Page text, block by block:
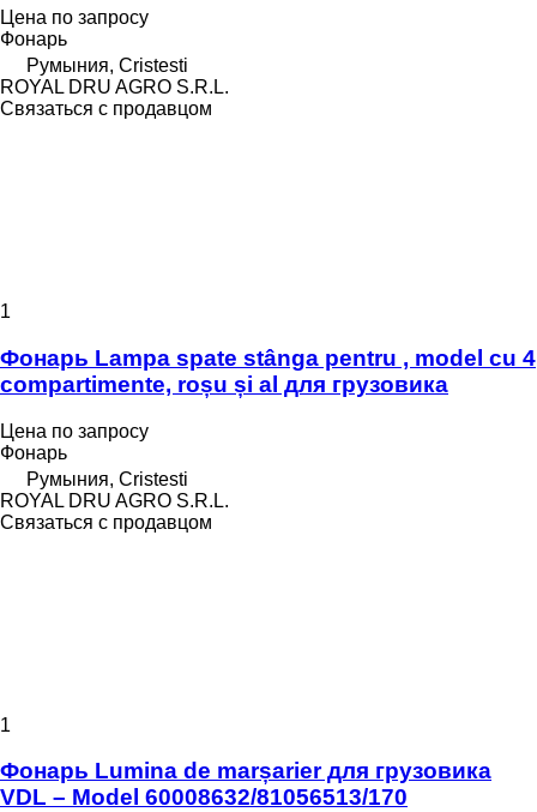
Цена по запросу
Фонарь
Румыния, Cristesti
ROYAL DRU AGRO S.R.L.
Связаться с продавцом
1
Фонарь Lampa spate stânga pentru , model cu 4
compartimente, roșu și al для грузовика
Цена по запросу
Фонарь
Румыния, Cristesti
ROYAL DRU AGRO S.R.L.
Связаться с продавцом
1
Фонарь Lumina de marșarier для грузовика
VDL – Model 60008632/81056513/170